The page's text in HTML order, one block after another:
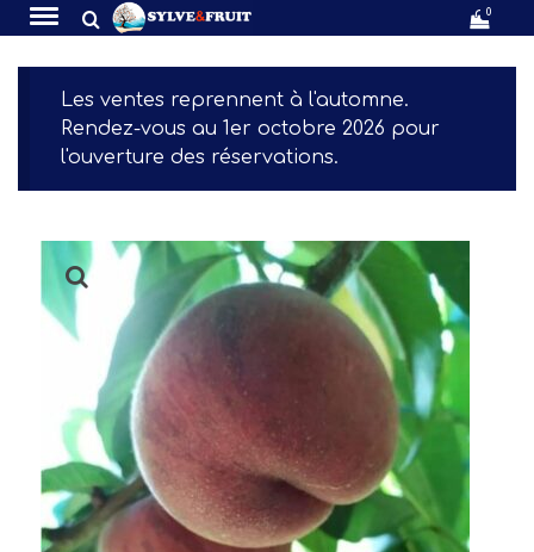
0
Les ventes reprennent à l'automne.
Rendez-vous au 1er octobre 2026 pour
l'ouverture des réservations.